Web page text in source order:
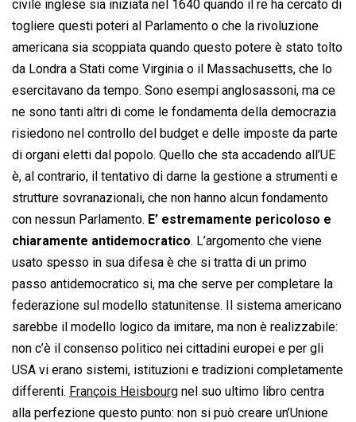
civile inglese sia iniziata nel 1640 quando il re ha cercato di
togliere questi poteri al Parlamento o che la rivoluzione
americana sia scoppiata quando questo potere è stato tolto
da Londra a Stati come Virginia o il Massachusetts, che lo
esercitavano da tempo. Sono esempi anglosassoni, ma ce
ne sono tanti altri di come le fondamenta della democrazia
risiedono nel controllo del budget e delle imposte da parte
di organi eletti dal popolo. Quello che sta accadendo all’UE
è, al contrario, il tentativo di darne la gestione a strumenti e
strutture sovranazionali, che non hanno alcun fondamento
con nessun Parlamento. E’ estremamente pericoloso e
chiaramente antidemocratico. L’argomento che viene
usato spesso in sua difesa è che si tratta di un primo
passo antidemocratico si, ma che serve per completare la
federazione sul modello statunitense. Il sistema americano
sarebbe il modello logico da imitare, ma non è realizzabile:
non c’è il consenso politico nei cittadini europei e per gli
USA vi erano sistemi, istituzioni e tradizioni completamente
differenti. François Heisbourg nel suo ultimo libro centra
alla perfezione questo punto: non si può creare un’Unione